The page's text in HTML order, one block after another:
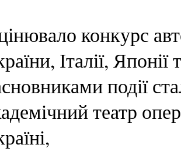
конкурс
Італії, Японії
події
театр